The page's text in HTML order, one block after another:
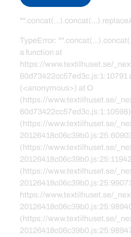
TypeError:
a function at
https://www.textilhuset.se/
60d73422cc57ed3c.js:1:10791
(<anonymous>) at O
(https://www.textilhuset.se/
(https://www.textilhuset.se/
(https://www.textilhuset.se/
(https://www.textilhuset.se/
https://www.textilhuset.se/
(https://www.textilhuset.se/